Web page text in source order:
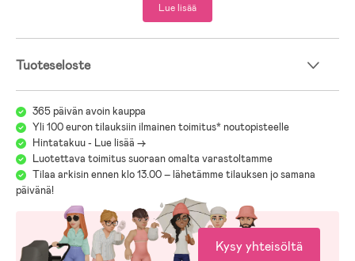
- Täyte: 100 % Polyuretaani.
Lue lisää
Tuoteseloste
365 päivän avoin kauppa
Yli 100 euron tilauksiin ilmainen toimitus* noutopisteelle
Hintatakuu - Lue lisää ->
Luotettava toimitus suoraan omalta varastoltamme
Tilaa arkisin ennen klo 13.00 – lähetämme tilauksen jo samana
päivänä!
Kysy yhteisöltä